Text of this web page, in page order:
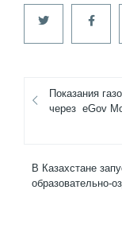
Показания
через eGov
В Казахстане
образовательно-